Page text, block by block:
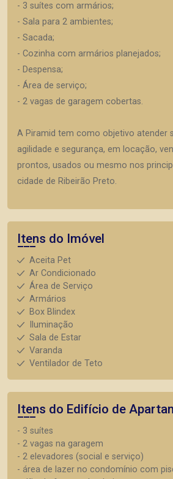
- 3 suítes com armários;
- Sala para 2 ambientes;
- Sacada;
- Cozinha com armários planejados;
- Despensa;
- Área de serviço;
- 2 vagas de garagem cobertas.
A Piramid tem como objetivo atender
agilidade e segurança, em locação,
prontos, usados ou mesmo nos
cidade de Ribeirão Preto.
Itens do Imóvel
Aceita Pet
Ar Condicionado
Área de Serviço
Armários
Box Blindex
Iluminação
Sala de Estar
Varanda
Ventilador de Teto
Itens do Edifício de
- 3 suítes
- 2 vagas na garagem
- 2 elevadores (social e serviço)
- área de lazer no condomínio com